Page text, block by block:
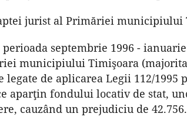
jurist al Primăriei municipiului
septembrie 1996 -
municipiului Timişoara
de aplicarea Legii 112/1995
aparţin fondului locativ de stat,
cauzând un prejudiciu de